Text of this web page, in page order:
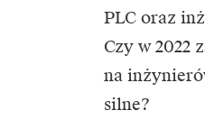
PLC oraz
Czy w 2022
na
silne?